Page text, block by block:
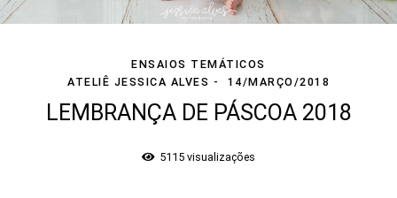
ENSAIOS TEMÁTICOS
ATELIÊ JESSICA ALVES
14/MARÇO/2018
LEMBRANÇA DE PÁSCOA 2018
5115 visualizações